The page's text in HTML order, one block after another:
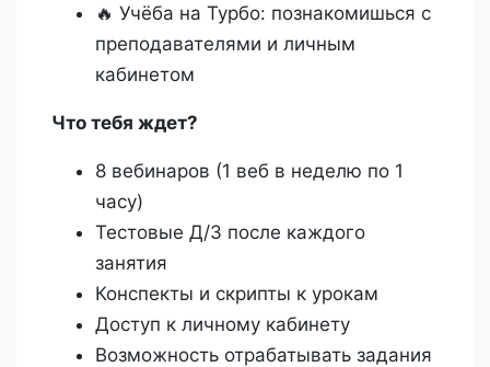
🔥 Учёба на Турбо: познакомишься с
преподавателями и личным
кабинетом
Что тебя ждет?
8 вебинаров (1 веб в неделю по 1
часу)
Тестовые Д/З после каждого
занятия
Конспекты и скрипты к урокам
Доступ к личному кабинету
Возможность отрабатывать задания